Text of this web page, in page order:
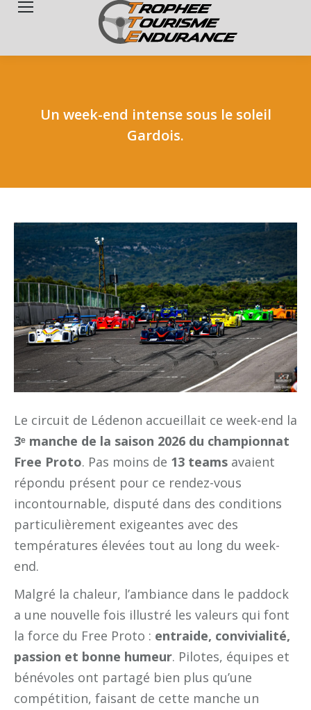
Un week-end intense sous le soleil
Gardois.
Le circuit de Lédenon accueillait ce week-end la
3ᵉ manche de la saison 2026 du championnat
Free Proto. Pas moins de 13 teams avaient
répondu présent pour ce rendez-vous
incontournable, disputé dans des conditions
particulièrement exigeantes avec des
températures élevées tout au long du week-
end.
Malgré la chaleur, l’ambiance dans le paddock
a une nouvelle fois illustré les valeurs qui font
la force du Free Proto : entraide, convivialité,
passion et bonne humeur. Pilotes, équipes et
bénévoles ont partagé bien plus qu’une
compétition, faisant de cette manche un